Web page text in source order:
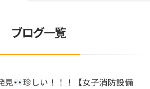
ブログ一覧
見
珍しい！！！【女子消防設備